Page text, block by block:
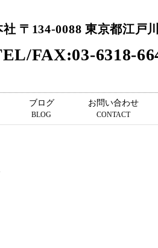
社 〒134-0088 東京都江戸
FAX:03-6318-
ブログ
BLOG
お問い合わせ
CONTACT